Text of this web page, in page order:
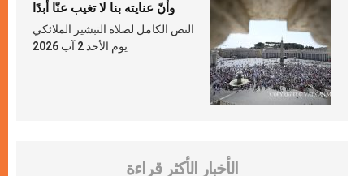
وأنّ عنايته بنا لا تغيب عنّا أبدًا
النص الكامل لصلاة التبشير الملائكي
يوم الأحد 2 آب 2026
الأخبار الأكثر قراءة